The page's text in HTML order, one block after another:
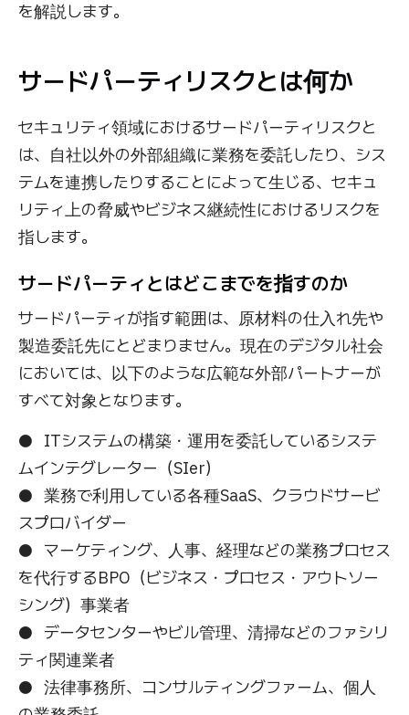
を解説します。
サードパーティリスクとは何か
セキュリティ領域におけるサードパーティリスクと
は、自社以外の外部組織に業務を委託したり、シス
テムを連携したりすることによって生じる、セキュ
リティ上の脅威やビジネス継続性におけるリスクを
指します。
サードパーティとはどこまでを指すのか
サードパーティが指す範囲は、原材料の仕入れ先や
製造委託先にとどまりません。現在のデジタル社会
においては、以下のような広範な外部パートナーが
すべて対象となります。
● ITシステムの構築・運用を委託しているシステ
ムインテグレーター（SIer）
● 業務で利用している各種SaaS、クラウドサービ
スプロバイダー
● マーケティング、人事、経理などの業務プロセス
を代行するBPO（ビジネス・プロセス・アウトソー
シング）事業者
● データセンターやビル管理、清掃などのファシリ
ティ関連業者
● 法律事務所、コンサルティングファーム、個人